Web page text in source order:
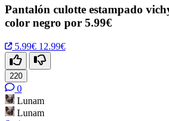
Pantalón culotte estampado
color negro por 5.99€
5.99€ 12.99€
220
0
Lunam
Lunam